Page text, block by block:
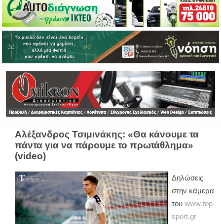
Αλέξανδρος Τσιμινάκης: «Θα κάνουμε τα
πάντα για να πάρουμε το πρωτάθλημα»
(video)
Δηλώσεις
στην κάμερα
του www.top-
sport.gr